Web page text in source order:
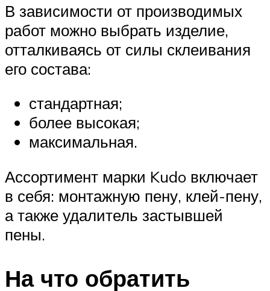
В зависимости от производимых
работ можно выбрать изделие,
отталкиваясь от силы склеивания
его состава:
стандартная;
более высокая;
максимальная.
Ассортимент марки Kudo включает
в себя: монтажную пену, клей-пену,
а также удалитель застывшей
пены.
На что обратить